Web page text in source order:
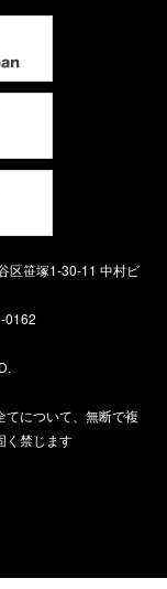
区笹塚1-30-11 中村ビ
0162
について、無断で複
く禁じます